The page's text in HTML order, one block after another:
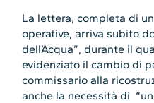
La lettera, completa di
operative, arriva subito
dell’Acqua”, durante il
evidenziato il cambio di
commissario alla
anche la necessità di